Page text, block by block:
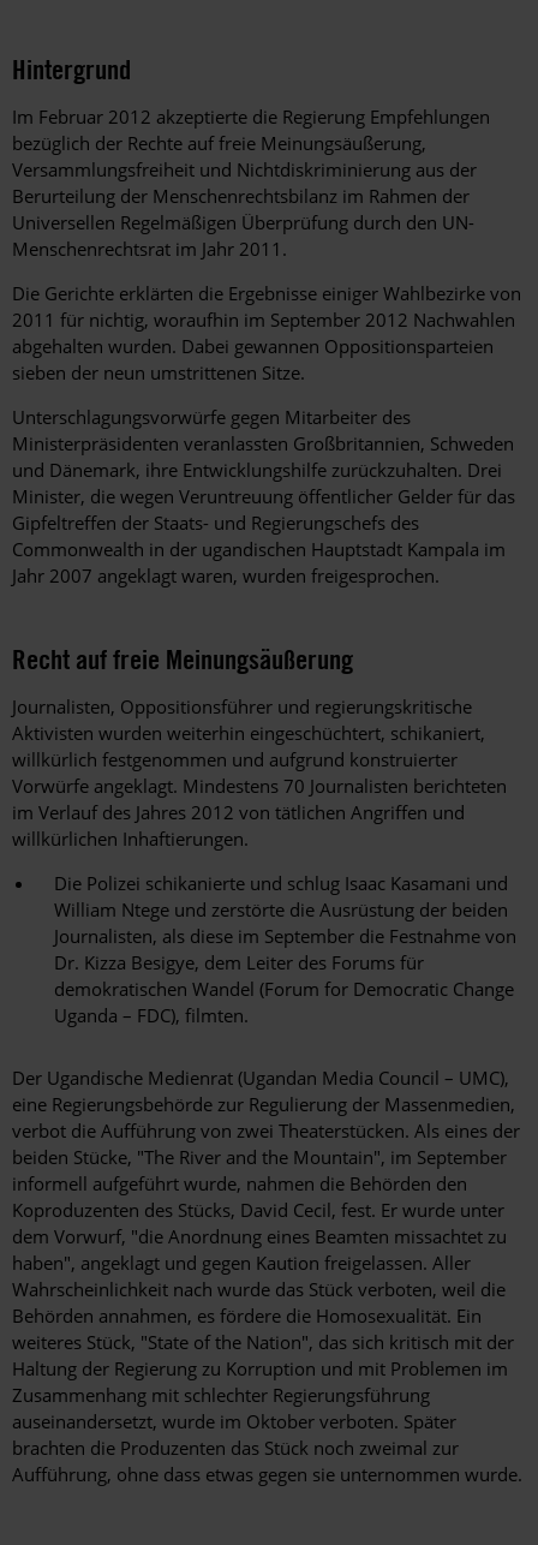
Hintergrund
Im Februar 2012 akzeptierte die Regierung Empfehlungen
bezüglich der Rechte auf freie Meinungsäußerung,
Versammlungsfreiheit und Nichtdiskriminierung aus der
Berurteilung der Menschenrechtsbilanz im Rahmen der
Universellen Regelmäßigen Überprüfung durch den UN-
Menschenrechtsrat im Jahr 2011.
Die Gerichte erklärten die Ergebnisse einiger Wahlbezirke von
2011 für nichtig, woraufhin im September 2012 Nachwahlen
abgehalten wurden. Dabei gewannen Oppositionsparteien
sieben der neun umstrittenen Sitze.
Unterschlagungsvorwürfe gegen Mitarbeiter des
Ministerpräsidenten veranlassten Großbritannien, Schweden
und Dänemark, ihre Entwicklungshilfe zurückzuhalten. Drei
Minister, die wegen Veruntreuung öffentlicher Gelder für das
Gipfeltreffen der Staats- und Regierungschefs des
Commonwealth in der ugandischen Hauptstadt Kampala im
Jahr 2007 angeklagt waren, wurden freigesprochen.
Recht auf freie Meinungsäußerung
Journalisten, Oppositionsführer und regierungskritische
Aktivisten wurden weiterhin eingeschüchtert, schikaniert,
willkürlich festgenommen und aufgrund konstruierter
Vorwürfe angeklagt. Mindestens 70 Journalisten berichteten
im Verlauf des Jahres 2012 von tätlichen Angriffen und
willkürlichen Inhaftierungen.
Die Polizei schikanierte und schlug Isaac Kasamani und
William Ntege und zerstörte die Ausrüstung der beiden
Journalisten, als diese im September die Festnahme von
Dr. Kizza Besigye, dem Leiter des Forums für
demokratischen Wandel (Forum for Democratic Change
Uganda – FDC), filmten.
Der Ugandische Medienrat (Ugandan Media Council – UMC),
eine Regierungsbehörde zur Regulierung der Massenmedien,
verbot die Aufführung von zwei Theaterstücken. Als eines der
beiden Stücke, "The River and the Mountain", im September
informell aufgeführt wurde, nahmen die Behörden den
Koproduzenten des Stücks, David Cecil, fest. Er wurde unter
dem Vorwurf, "die Anordnung eines Beamten missachtet zu
haben", angeklagt und gegen Kaution freigelassen. Aller
Wahrscheinlichkeit nach wurde das Stück verboten, weil die
Behörden annahmen, es fördere die Homosexualität. Ein
weiteres Stück, "State of the Nation", das sich kritisch mit der
Haltung der Regierung zu Korruption und mit Problemen im
Zusammenhang mit schlechter Regierungsführung
auseinandersetzt, wurde im Oktober verboten. Später
brachten die Produzenten das Stück noch zweimal zur
Aufführung, ohne dass etwas gegen sie unternommen wurde.